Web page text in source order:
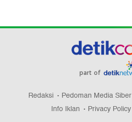
part of
Redaksi Pedoman Media Siber
Info Iklan
Privacy Policy